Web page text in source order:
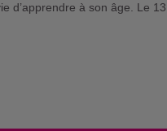
d’apprendre à son âge. Le